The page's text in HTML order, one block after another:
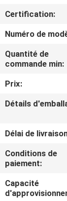
SUJET
DE
NOUS
VISITE
D'USINE
DE
QUALITÉ
Certification:
Numéro de
Quantité de
commande min:
Prix:
Détails
Délai de
Conditions de
paiement:
Capacité